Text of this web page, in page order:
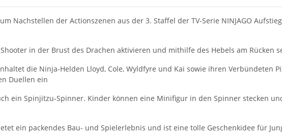
Nachstellen der Actionszenen aus der 3. Staffel der TV-Serie NINJAGO
in der Brust des Drachen aktivieren und mithilfe des Hebels am Rücken
die Ninja-Helden Lloyd, Cole, Wyldfyre und Kai sowie ihren Verbündeten
Duellen ein
ein Spinjitzu-Spinner. Kinder können eine Minifigur in den Spinner stecken
ein packendes Bau- und Spielerlebnis und ist eine tolle Geschenkidee für